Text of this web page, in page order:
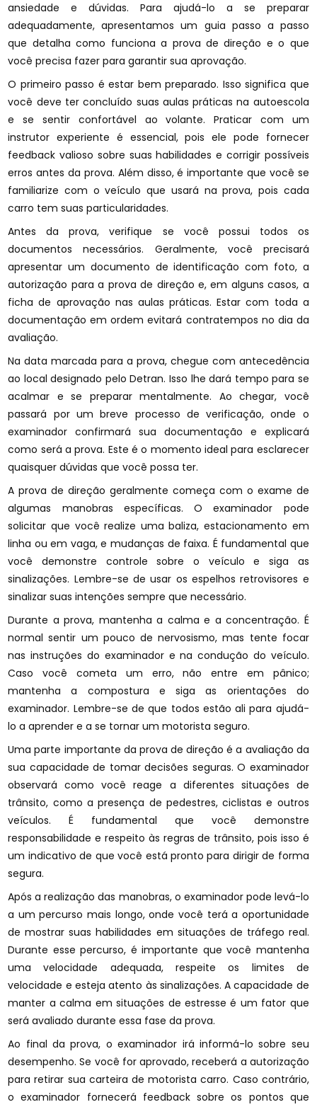
ansiedade e dúvidas. Para ajudá-lo a se preparar
adequadamente, apresentamos um guia passo a passo
que detalha como funciona a prova de direção e o que
você precisa fazer para garantir sua aprovação.
O primeiro passo é estar bem preparado. Isso significa que
você deve ter concluído suas aulas práticas na autoescola
e se sentir confortável ao volante. Praticar com um
instrutor experiente é essencial, pois ele pode fornecer
feedback valioso sobre suas habilidades e corrigir possíveis
erros antes da prova. Além disso, é importante que você se
familiarize com o veículo que usará na prova, pois cada
carro tem suas particularidades.
Antes da prova, verifique se você possui todos os
documentos necessários. Geralmente, você precisará
apresentar um documento de identificação com foto, a
autorização para a prova de direção e, em alguns casos, a
ficha de aprovação nas aulas práticas. Estar com toda a
documentação em ordem evitará contratempos no dia da
avaliação.
Na data marcada para a prova, chegue com antecedência
ao local designado pelo Detran. Isso lhe dará tempo para se
acalmar e se preparar mentalmente. Ao chegar, você
passará por um breve processo de verificação, onde o
examinador confirmará sua documentação e explicará
como será a prova. Este é o momento ideal para esclarecer
quaisquer dúvidas que você possa ter.
A prova de direção geralmente começa com o exame de
algumas manobras específicas. O examinador pode
solicitar que você realize uma baliza, estacionamento em
linha ou em vaga, e mudanças de faixa. É fundamental que
você demonstre controle sobre o veículo e siga as
sinalizações. Lembre-se de usar os espelhos retrovisores e
sinalizar suas intenções sempre que necessário.
Durante a prova, mantenha a calma e a concentração. É
normal sentir um pouco de nervosismo, mas tente focar
nas instruções do examinador e na condução do veículo.
Caso você cometa um erro, não entre em pânico;
mantenha a compostura e siga as orientações do
examinador. Lembre-se de que todos estão ali para ajudá-
lo a aprender e a se tornar um motorista seguro.
Uma parte importante da prova de direção é a avaliação da
sua capacidade de tomar decisões seguras. O examinador
observará como você reage a diferentes situações de
trânsito, como a presença de pedestres, ciclistas e outros
veículos. É fundamental que você demonstre
responsabilidade e respeito às regras de trânsito, pois isso é
um indicativo de que você está pronto para dirigir de forma
segura.
Após a realização das manobras, o examinador pode levá-lo
a um percurso mais longo, onde você terá a oportunidade
de mostrar suas habilidades em situações de tráfego real.
Durante esse percurso, é importante que você mantenha
uma velocidade adequada, respeite os limites de
velocidade e esteja atento às sinalizações. A capacidade de
manter a calma em situações de estresse é um fator que
será avaliado durante essa fase da prova.
Ao final da prova, o examinador irá informá-lo sobre seu
desempenho. Se você for aprovado, receberá a autorização
para retirar sua carteira de motorista carro. Caso contrário,
o examinador fornecerá feedback sobre os pontos que